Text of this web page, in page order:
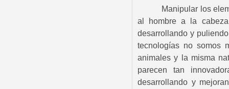
Manipular los
al hombre a la
desarrollando y
tecnologías no somos
animales y la misma
parecen tan
desarrollando y